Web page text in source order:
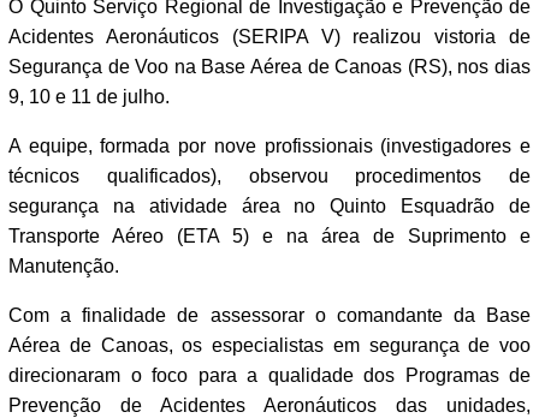
O Quinto Serviço Regional de Investigação e Prevenção de
Acidentes Aeronáuticos (SERIPA V) realizou vistoria de
Segurança de Voo na Base Aérea de Canoas (RS), nos dias
9, 10 e 11 de julho.
A equipe, formada por nove profissionais (investigadores e
técnicos qualificados), observou procedimentos de
segurança na atividade área no Quinto Esquadrão de
Transporte Aéreo (ETA 5) e na área de Suprimento e
Manutenção.
Com a finalidade de assessorar o comandante da Base
Aérea de Canoas, os especialistas em segurança de voo
direcionaram o foco para a qualidade dos Programas de
Prevenção de Acidentes Aeronáuticos das unidades,